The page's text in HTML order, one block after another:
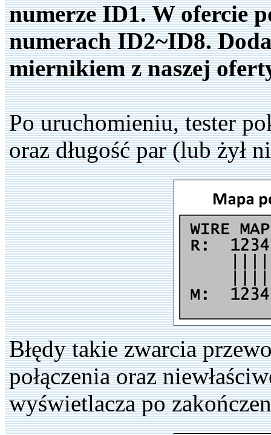
numerze ID1. W ofercie
numerach ID2~ID8.
miernikiem z naszej
Po uruchomieniu, tester
oraz długość par (lub żył
Błędy takie zwarcia
połączenia oraz
wyświetlacza po